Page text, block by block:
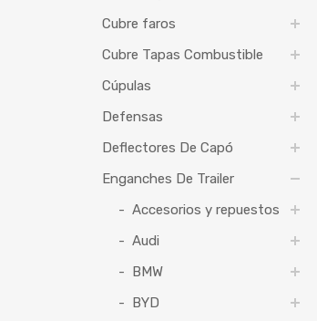
Cubre faros
Cubre Tapas Combustible
Cúpulas
Defensas
Deflectores De Capó
Enganches De Trailer
Accesorios y repuestos
Audi
BMW
BYD